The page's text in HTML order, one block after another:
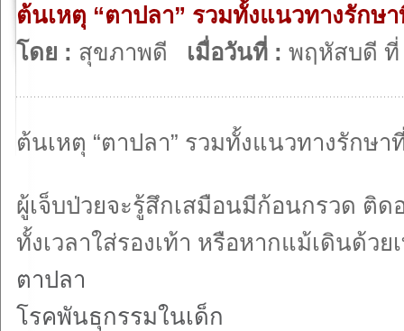
ต้นเหตุ “ตาปลา” รวมทั้งแนวทางรักษ
โดย : สุขภาพดี เมื่อวันที่ : พฤหัสบดี ที่
ต้นเหตุ “ตาปลา” รวมทั้งแนวทางรักษา
ผู้เจ็บป่วยจะรู้สึกเสมือนมีก้อนกรวด ติด
ทั้งเวลาใส่รองเท้า หรือหากแม้เดินด้ว
ตาปลา
โรคพันธุกรรมในเด็ก